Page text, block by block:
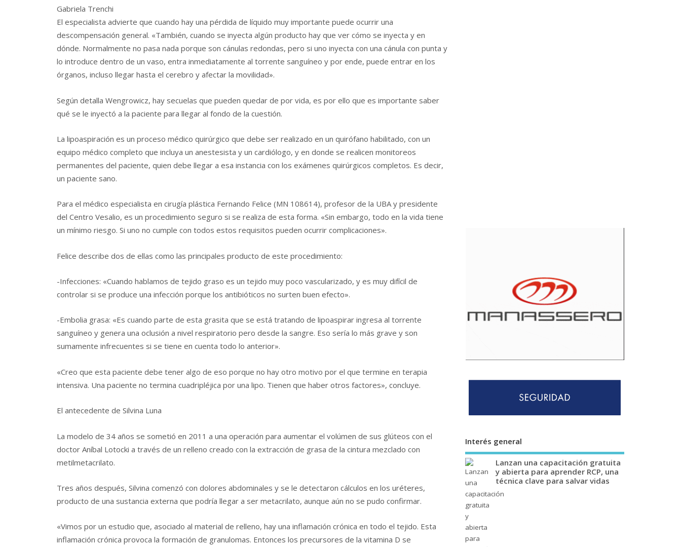
Gabriela Trenchi
El especialista advierte que cuando hay una pérdida de líquido muy importante puede ocurrir una
descompensación general. «También, cuando se inyecta algún producto hay que ver cómo se inyecta y en
dónde. Normalmente no pasa nada porque son cánulas redondas, pero si uno inyecta con una cánula con punta y
lo introduce dentro de un vaso, entra inmediatamente al torrente sanguíneo y por ende, puede entrar en los
órganos, incluso llegar hasta el cerebro y afectar la movilidad».
Según detalla Wengrowicz, hay secuelas que pueden quedar de por vida, es por ello que es importante saber
qué se le inyectó a la paciente para llegar al fondo de la cuestión.
La lipoaspiración es un proceso médico quirúrgico que debe ser realizado en un quirófano habilitado, con un
equipo médico completo que incluya un anestesista y un cardiólogo, y en donde se realicen monitoreos
permanentes del paciente, quien debe llegar a esa instancia con los exámenes quirúrgicos completos. Es decir,
un paciente sano.
Para el médico especialista en cirugía plástica Fernando Felice (MN 108614), profesor de la UBA y presidente
del Centro Vesalio, es un procedimiento seguro si se realiza de esta forma. «Sin embargo, todo en la vida tiene
un mínimo riesgo. Si uno no cumple con todos estos requisitos pueden ocurrir complicaciones».
Felice describe dos de ellas como las principales producto de este procedimiento:
-Infecciones: «Cuando hablamos de tejido graso es un tejido muy poco vascularizado, y es muy difícil de
controlar si se produce una infección porque los antibióticos no surten buen efecto».
-Embolia grasa: «Es cuando parte de esta grasita que se está tratando de lipoaspirar ingresa al torrente
sanguíneo y genera una oclusión a nivel respiratorio pero desde la sangre. Eso sería lo más grave y son
sumamente infrecuentes si se tiene en cuenta todo lo anterior».
«Creo que esta paciente debe tener algo de eso porque no hay otro motivo por el que termine en terapia
intensiva. Una paciente no termina cuadripléjica por una lipo. Tienen que haber otros factores», concluye.
El antecedente de Silvina Luna
La modelo de 34 años se sometió en 2011 a una operación para aumentar el volúmen de sus glúteos con el
doctor Aníbal Lotocki a través de un relleno creado con la extracción de grasa de la cintura mezclado con
metilmetacrilato.
Tres años después, Silvina comenzó con dolores abdominales y se le detectaron cálculos en los uréteres,
producto de una sustancia externa que podría llegar a ser metacrilato, aunque aún no se pudo confirmar.
«Vimos por un estudio que, asociado al material de relleno, hay una inflamación crónica en todo el tejido. Esta
inflamación crónica provoca la formación de granulomas. Entonces los precursores de la vitamina D se
Interés general
Lanzan una capacitación gratuita
y abierta para aprender RCP, una
técnica clave para salvar vidas